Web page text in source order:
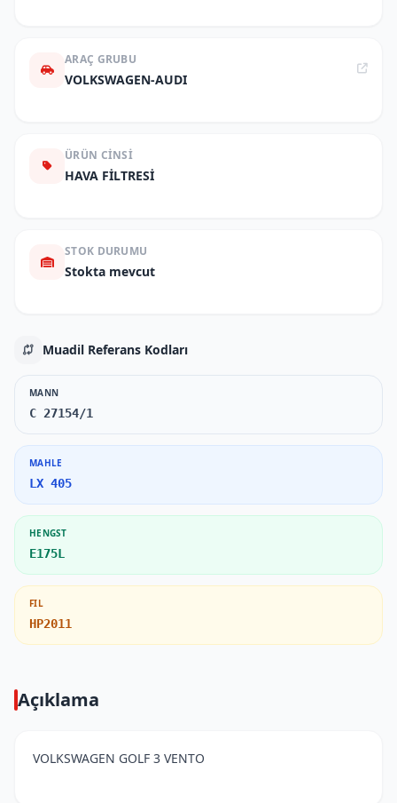
ARAÇ GRUBU
VOLKSWAGEN-AUDI
ÜRÜN CINSI
HAVA FİLTRESİ
STOK DURUMU
Stokta mevcut
Muadil Referans Kodları
MANN
C 27154/1
MAHLE
LX 405
HENGST
E175L
FIL
HP2011
Açıklama
VOLKSWAGEN GOLF 3 VENTO